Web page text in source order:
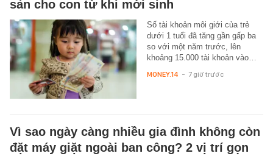
sản cho con từ khi mới sinh
Số tài khoản môi giới của trẻ
dưới 1 tuổi đã tăng gần gấp ba
so với một năm trước, lên
khoảng 15.000 tài khoản vào…
MONEY.14 - 7 giờ trước
Vì sao ngày càng nhiều gia đình không còn
đặt máy giặt ngoài ban công? 2 vị trí gọn